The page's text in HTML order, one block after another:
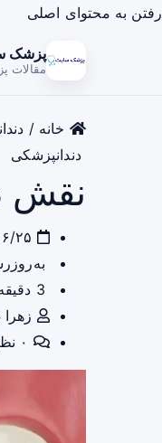
رفتن به محتوای اصلی
پزشک
مقالات
خانه /
دندانپزشکی
نقش
به‌روزرسانی: